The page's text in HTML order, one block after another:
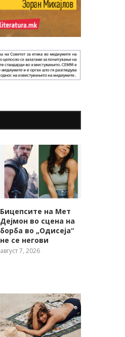
Бицепсите на Мет
Дејмон во сцена на
борба во „Одисеја“
не се негови
август 7, 2026